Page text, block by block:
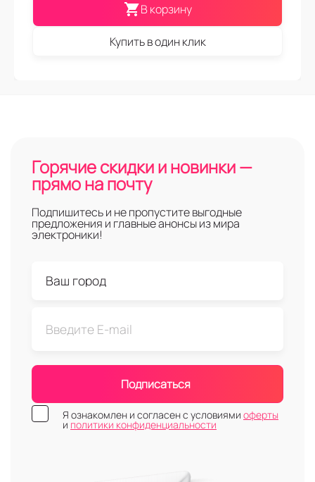
В корзину
Купить в один клик
Горячие скидки и новинки —
прямо на почту
Подпишитесь и не пропустите выгодные
предложения и главные анонсы из мира
электроники!
Подписаться
Я ознакомлен и согласен с условиями оферты
и политики конфиденциальности